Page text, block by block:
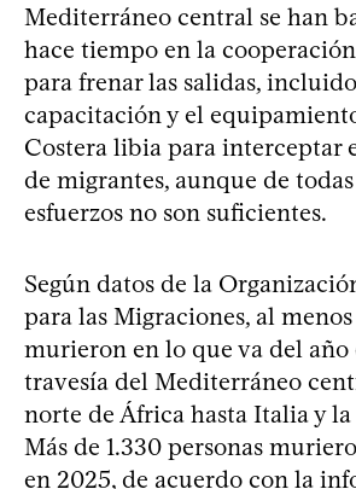
Mediterráneo central se han
hace tiempo en la
para frenar las salidas,
capacitación y el
Costera libia para interceptar
de migrantes, aunque de
esfuerzos no son suficientes.
Según datos de la
para las Migraciones, al
murieron en lo que va del año
travesía del Mediterráneo
norte de África hasta Italia y
Más de 1.330 personas
en 2025, de acuerdo con la